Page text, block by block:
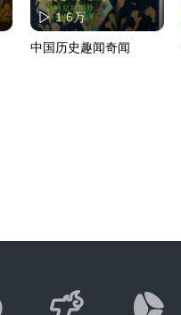
1.6万
中国历史趣闻奇闻